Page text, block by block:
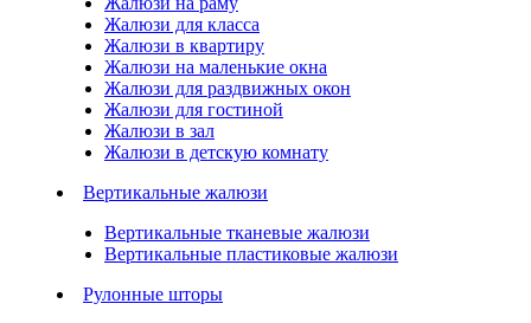
Жалюзи для класса
Жалюзи в квартиру
Жалюзи на маленькие окна
Жалюзи для раздвижных окон
Жалюзи для гостиной
Жалюзи в зал
Жалюзи в детскую комнату
Вертикальные жалюзи
Вертикальные тканевые жалюзи
Вертикальные пластиковые жалюзи
Рулонные шторы